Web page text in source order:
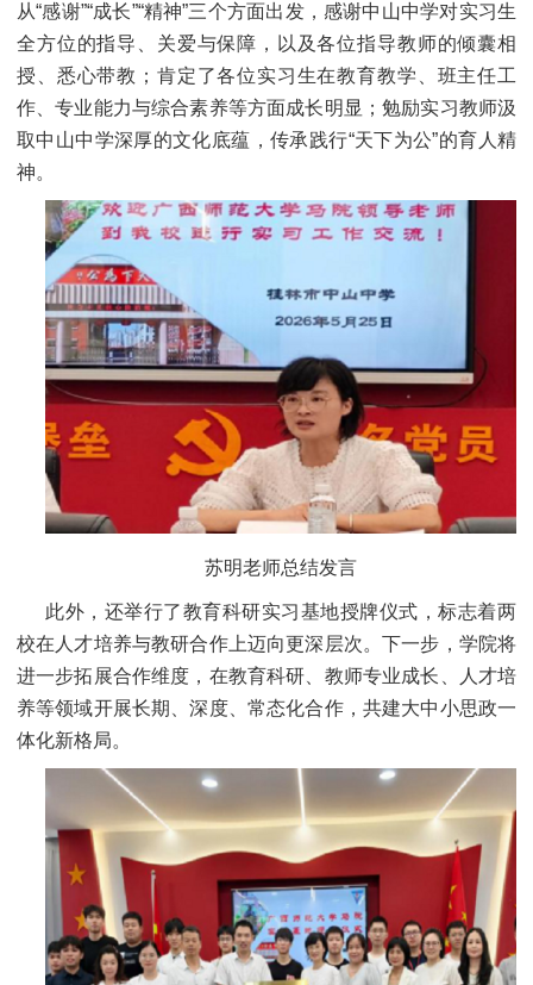
从“感谢”“成长”“精神”三个方面出发，感谢中山中学对实习生
全方位的指导、关爱与保障，以及各位指导教师的倾囊相
授、悉心带教；肯定了各位实习生在教育教学、班主任工
作、专业能力与综合素养等方面成长明显；勉励实习教师汲
取中山中学深厚的文化底蕴，传承践行“天下为公”的育人精
神。
苏明老师总结发言
此外，还举行了教育科研实习基地授牌仪式，标志着两
校在人才培养与教研合作上迈向更深层次。下一步，学院将
进一步拓展合作维度，在教育科研、教师专业成长、人才培
养等领域开展长期、深度、常态化合作，共建大中小思政一
体化新格局。